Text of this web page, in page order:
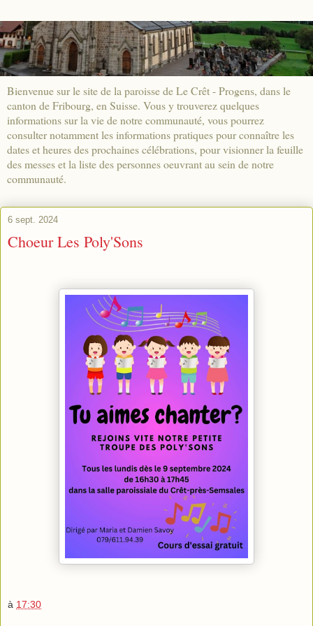
Bienvenue sur le site de la paroisse de Le Crêt - Progens, dans le
canton de Fribourg, en Suisse. Vous y trouverez quelques
informations sur la vie de notre communauté, vous pourrez
consulter notamment les informations pratiques pour connaître les
dates et heures des prochaines célébrations, pour visionner la feuille
des messes et la liste des personnes oeuvrant au sein de notre
communauté.
6 sept. 2024
Choeur Les Poly'Sons
à 17:30